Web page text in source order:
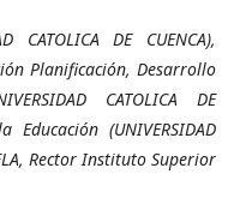
CATOLICA DE CUENCA),
Planificación, Desarrollo
CATOLICA DE
(UNIVERSIDAD
Rector Instituto Superior